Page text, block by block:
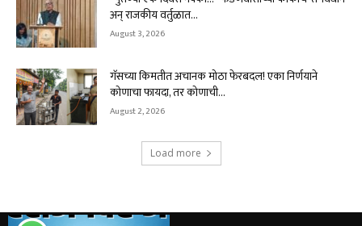
अन् राजकीय वर्तुळात...
August 3, 2026
गॅसच्या किमतीत अचानक मोठा फेरबदल! एका निर्णयाने
कोणाचा फायदा, तर कोणाची...
August 2, 2026
Load more